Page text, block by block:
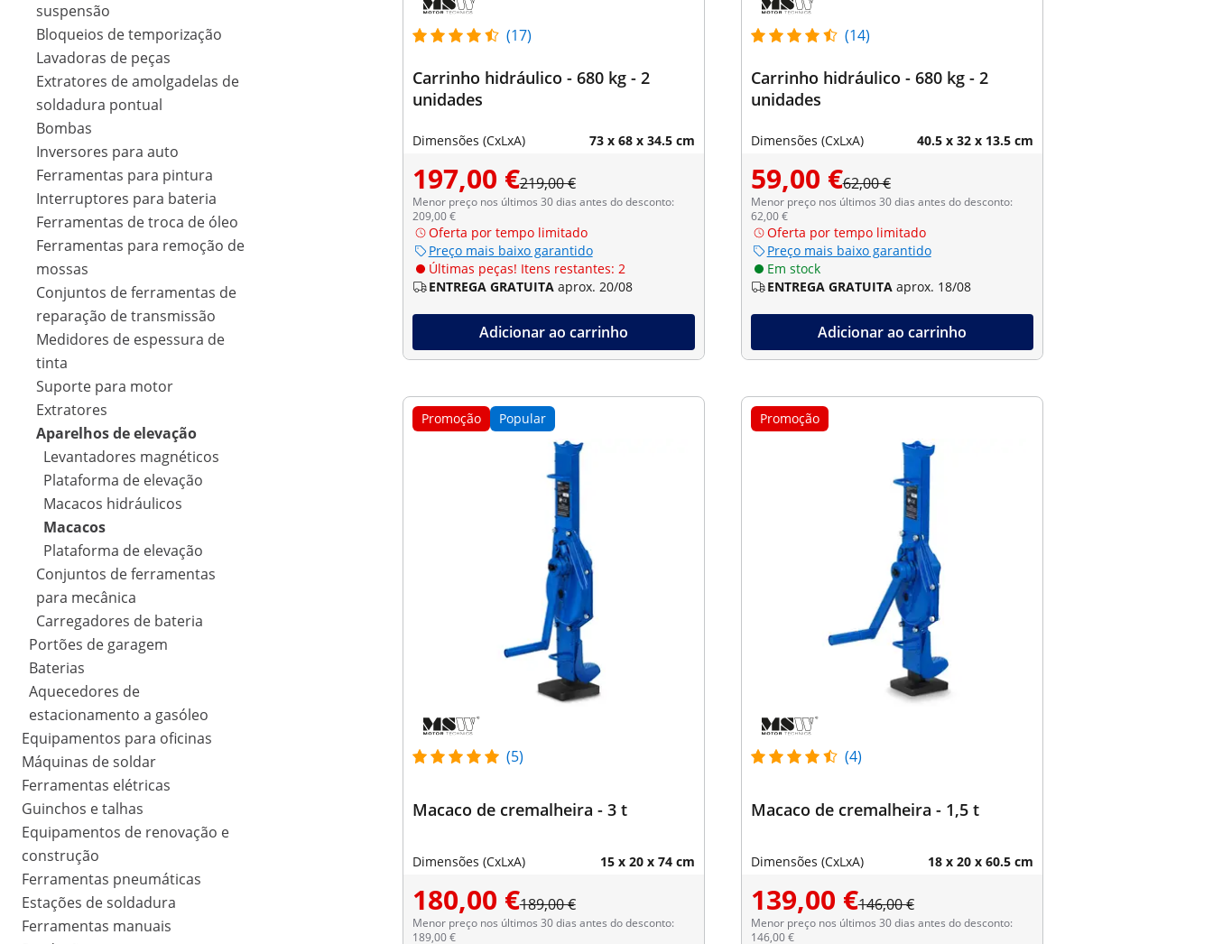
suspensão
Bloqueios de temporização
Lavadoras de peças
Extratores de amolgadelas de
soldadura pontual
Bombas
Inversores para auto
Ferramentas para pintura
Interruptores para bateria
Ferramentas de troca de óleo
Ferramentas para remoção de
mossas
Conjuntos de ferramentas de
reparação de transmissão
Medidores de espessura de
tinta
Suporte para motor
Extratores
Aparelhos de elevação
Levantadores magnéticos
Plataforma de elevação
Macacos hidráulicos
Macacos
Plataforma de elevação
Conjuntos de ferramentas
para mecânica
Carregadores de bateria
Portões de garagem
Baterias
Aquecedores de
estacionamento a gasóleo
Equipamentos para oficinas
Máquinas de soldar
Ferramentas elétricas
Guinchos e talhas
Equipamentos de renovação e
construção
Ferramentas pneumáticas
Estações de soldadura
Ferramentas manuais
(17)
Carrinho hidráulico - 680 kg - 2
unidades
Dimensões (CxLxA) 73 x 68 x 34.5 cm
197,00 €219,00 €
Menor preço nos últimos 30 dias antes do desconto:
209,00 €
Oferta por tempo limitado
Preço mais baixo garantido
Últimas peças! Itens restantes: 2
ENTREGA GRATUITA aprox. 20/08
Adicionar ao carrinho
(14)
Carrinho hidráulico - 680 kg - 2
unidades
Dimensões (CxLxA) 40.5 x 32 x 13.5 cm
59,00 €62,00 €
Menor preço nos últimos 30 dias antes do desconto:
62,00 €
Oferta por tempo limitado
Preço mais baixo garantido
Em stock
ENTREGA GRATUITA aprox. 18/08
Adicionar ao carrinho
Promoção Popular
(5)
Macaco de cremalheira - 3 t
Dimensões (CxLxA) 15 x 20 x 74 cm
180,00 €189,00 €
Menor preço nos últimos 30 dias antes do desconto:
189,00 €
Promoção
(4)
Macaco de cremalheira - 1,5 t
Dimensões (CxLxA) 18 x 20 x 60.5 cm
139,00 €146,00 €
Menor preço nos últimos 30 dias antes do desconto:
146,00 €